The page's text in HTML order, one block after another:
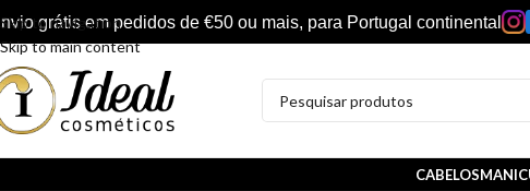
Skip to navigation
Skip to main content
grátis em pedidos de €50 ou mais, para Portugal continental
CABELOS